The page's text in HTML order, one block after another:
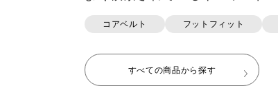
Core Belt 2
コアベルト フットフィット
すべての商品から探す
申し訳ございません。この商品には